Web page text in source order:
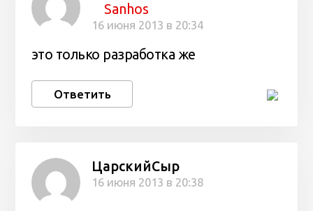
Sanhos
16 июня 2013 в 20:34
это только разработка же
Ответить
ЦарскийСыр
16 июня 2013 в 20:38